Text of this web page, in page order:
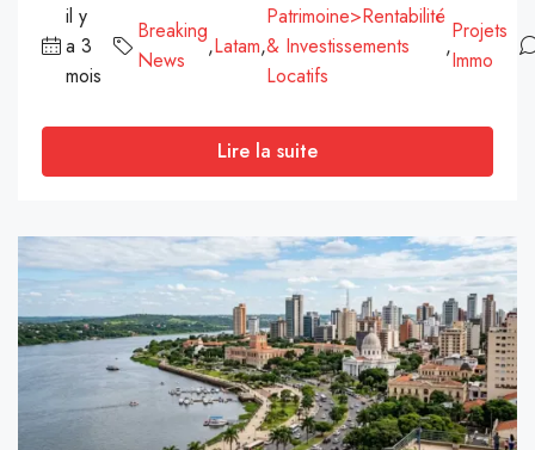
il y
a 3
mois
Breaking
News
,Latam,
Patrimoine>Rentabilité
& Investissements
Locatifs
,
Projets
Immo
Lire la suite